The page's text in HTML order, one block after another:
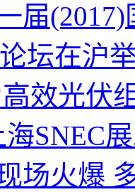
届
坛在沪
效光伏
SNEC
场火爆